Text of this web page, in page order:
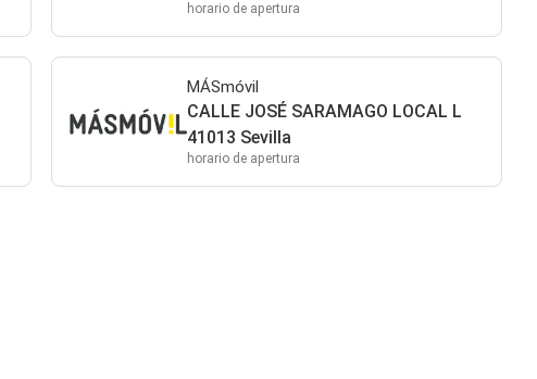
horario de apertura
MÁSmóvil
CALLE JOSÉ SARAMAGO LOCAL L
41013 Sevilla
horario de apertura